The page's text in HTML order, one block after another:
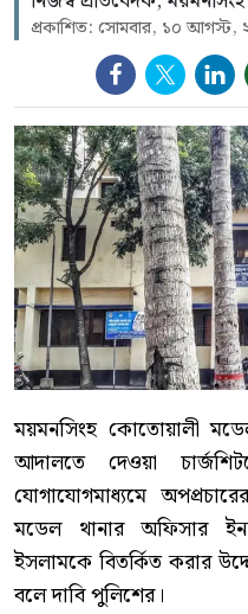
প্রকাশিত: সোমবার, ১০
ময়মনসিংহ কোতোয়ালী
আদালতে দেওয়া
যোগাযোগমাধ্যমে
মডেল থানার অফিসার
ইসলামকে বিতর্কিত করার
বলে দাবি পুলিশের।